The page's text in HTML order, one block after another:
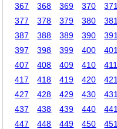
367
368 369 370 371
377
378 379 380 381
387
388 389 390 391
397
398 399 400 401
407
408 409 410 411
417
418 419 420 421
427
428 429 430 431
437
438 439 440 441
447
448 449 450 451